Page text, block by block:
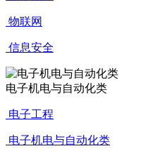
物联网
信息安全
电子机电与自动化类
电子工程
电子机电与自动化类